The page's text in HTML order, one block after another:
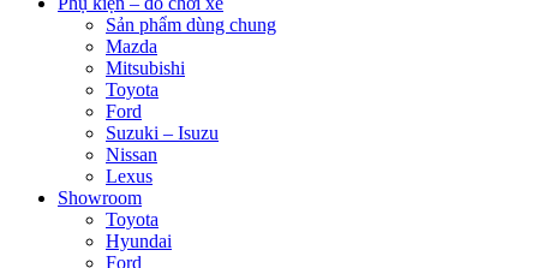
Sản phẩm dùng chung
Mazda
Mitsubishi
Toyota
Ford
Suzuki – Isuzu
Nissan
Lexus
Showroom
Toyota
Hyundai
Ford